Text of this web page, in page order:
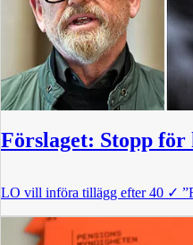
Förslaget: Stopp
LO vill införa tillägg efter 40 ✓